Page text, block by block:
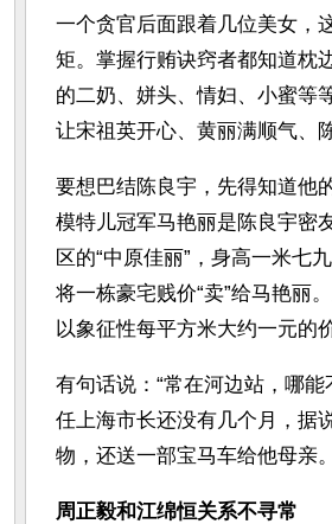
一个贪官后面跟着几位美女，
矩。掌握行贿诀窍者都知道枕
的二奶、姘头、情妇、小蜜等
让宋祖英开心、黄丽满顺气、
要想巴结陈良宇，先得知道他
模特儿冠军马艳丽是陈良宇密
区的“中原佳丽”，身高一米七
将一栋豪宅贱价“卖”给马艳丽
以象征性每平方米大约一元的
有句话说：“常在河边站，哪
任上海市长还没有几个月，据
物，还送一部宝马车给他母亲。
周正毅和江绵恒关系不寻常